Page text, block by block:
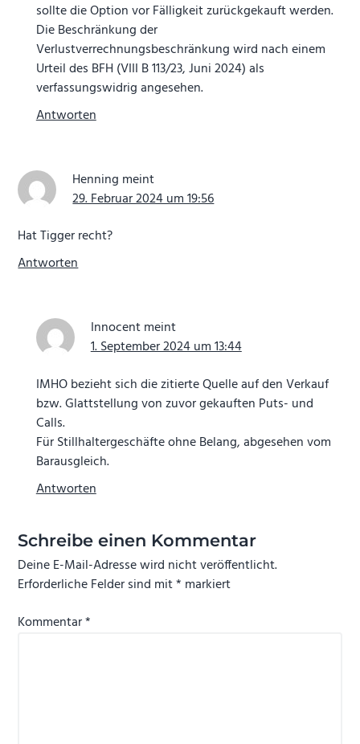
sollte die Option vor Fälligkeit zurückgekauft werden.
Die Beschränkung der
Verlustverrechnungsbeschränkung wird nach einem
Urteil des BFH (VIII B 113/23, Juni 2024) als
verfassungswidrig angesehen.
Antworten
Henning meint
29. Februar 2024 um 19:56
Hat Tigger recht?
Antworten
Innocent meint
1. September 2024 um 13:44
IMHO bezieht sich die zitierte Quelle auf den Verkauf
bzw. Glattstellung von zuvor gekauften Puts- und
Calls.
Für Stillhaltergeschäfte ohne Belang, abgesehen vom
Barausgleich.
Antworten
Schreibe einen Kommentar
Deine E-Mail-Adresse wird nicht veröffentlicht.
Erforderliche Felder sind mit* markiert
Kommentar*